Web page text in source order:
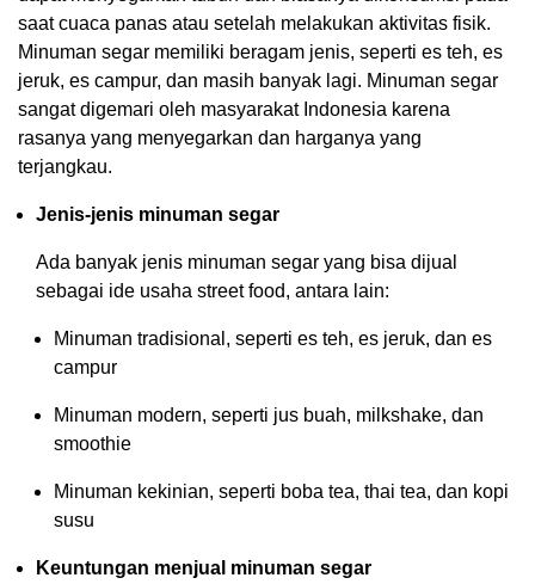
saat cuaca panas atau setelah melakukan aktivitas fisik.
Minuman segar memiliki beragam jenis, seperti es teh, es
jeruk, es campur, dan masih banyak lagi. Minuman segar
sangat digemari oleh masyarakat Indonesia karena
rasanya yang menyegarkan dan harganya yang
terjangkau.
Jenis-jenis minuman segar
Ada banyak jenis minuman segar yang bisa dijual
sebagai ide usaha street food, antara lain:
Minuman tradisional, seperti es teh, es jeruk, dan es
campur
Minuman modern, seperti jus buah, milkshake, dan
smoothie
Minuman kekinian, seperti boba tea, thai tea, dan kopi
susu
Keuntungan menjual minuman segar